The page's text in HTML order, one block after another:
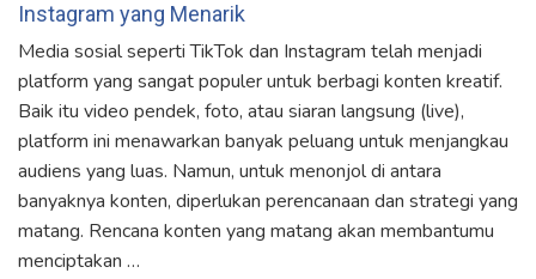
Instagram yang Menarik
Media sosial seperti TikTok dan Instagram telah menjadi
platform yang sangat populer untuk berbagi konten kreatif.
Baik itu video pendek, foto, atau siaran langsung (live),
platform ini menawarkan banyak peluang untuk menjangkau
audiens yang luas. Namun, untuk menonjol di antara
banyaknya konten, diperlukan perencanaan dan strategi yang
matang. Rencana konten yang matang akan membantumu
menciptakan …